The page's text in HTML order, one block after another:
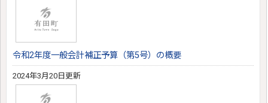
令和2年度一般会計補正予算（第5号）の概要
2024年3月20日更新